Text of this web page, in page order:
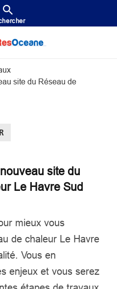
site du Réseau de
site du
Le Havre Sud
mieux vous
de chaleur Le Havre
Vous en
enjeux et vous serez